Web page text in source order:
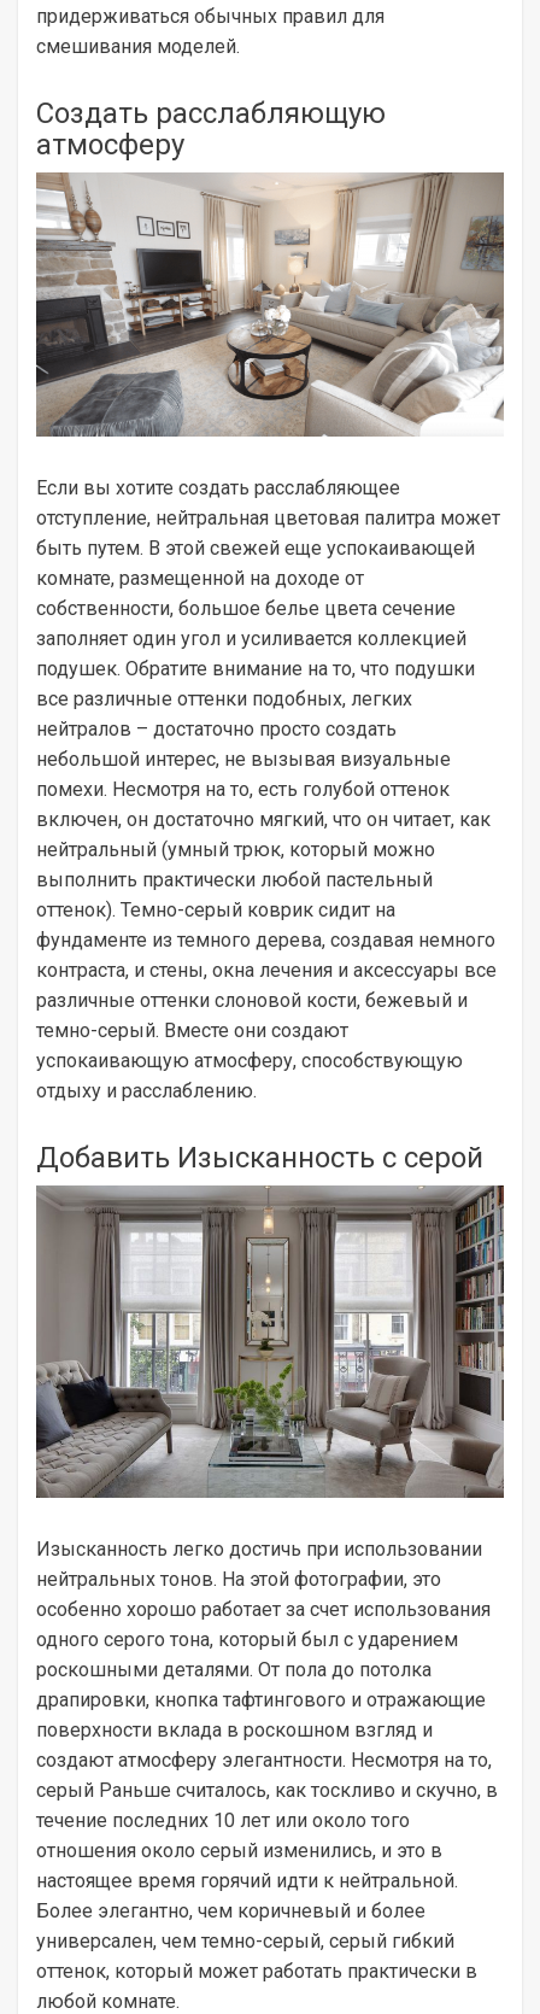
придерживаться обычных правил для
смешивания моделей.
Создать расслабляющую
атмосферу
Если вы хотите создать расслабляющее
отступление, нейтральная цветовая палитра может
быть путем. В этой свежей еще успокаивающей
комнате, размещенной на доходе от
собственности, большое белье цвета сечение
заполняет один угол и усиливается коллекцией
подушек. Обратите внимание на то, что подушки
все различные оттенки подобных, легких
нейтралов – достаточно просто создать
небольшой интерес, не вызывая визуальные
помехи. Несмотря на то, есть голубой оттенок
включен, он достаточно мягкий, что он читает, как
нейтральный (умный трюк, который можно
выполнить практически любой пастельный
оттенок). Темно-серый коврик сидит на
фундаменте из темного дерева, создавая немного
контраста, и стены, окна лечения и аксессуары все
различные оттенки слоновой кости, бежевый и
темно-серый. Вместе они создают
успокаивающую атмосферу, способствующую
отдыху и расслаблению.
Добавить Изысканность с серой
Изысканность легко достичь при использовании
нейтральных тонов. На этой фотографии, это
особенно хорошо работает за счет использования
одного серого тона, который был с ударением
роскошными деталями. От пола до потолка
драпировки, кнопка тафтингового и отражающие
поверхности вклада в роскошном взгляд и
создают атмосферу элегантности. Несмотря на то,
серый Раньше считалось, как тоскливо и скучно, в
течение последних 10 лет или около того
отношения около серый изменились, и это в
настоящее время горячий идти к нейтральной.
Более элегантно, чем коричневый и более
универсален, чем темно-серый, серый гибкий
оттенок, который может работать практически в
любой комнате.